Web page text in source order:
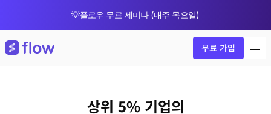
💡플로우 무료 세미나 (매주 목요일)
무료 가입
상위 5% 기업의